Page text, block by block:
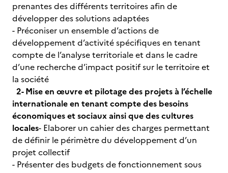
prenantes des différents territoires afin de
développer des solutions adaptées
- Préconiser un ensemble d’actions de
développement d’activité spécifiques en tenant
compte de l’analyse territoriale et dans le cadre
d’une recherche d’impact positif sur le territoire et
la société
2- Mise en œuvre et pilotage des projets à l’échelle
internationale en tenant compte des besoins
économiques et sociaux ainsi que des cultures
locales- Elaborer un cahier des charges permettant
de définir le périmètre du développement d’un
projet collectif
- Présenter des budgets de fonctionnement sous